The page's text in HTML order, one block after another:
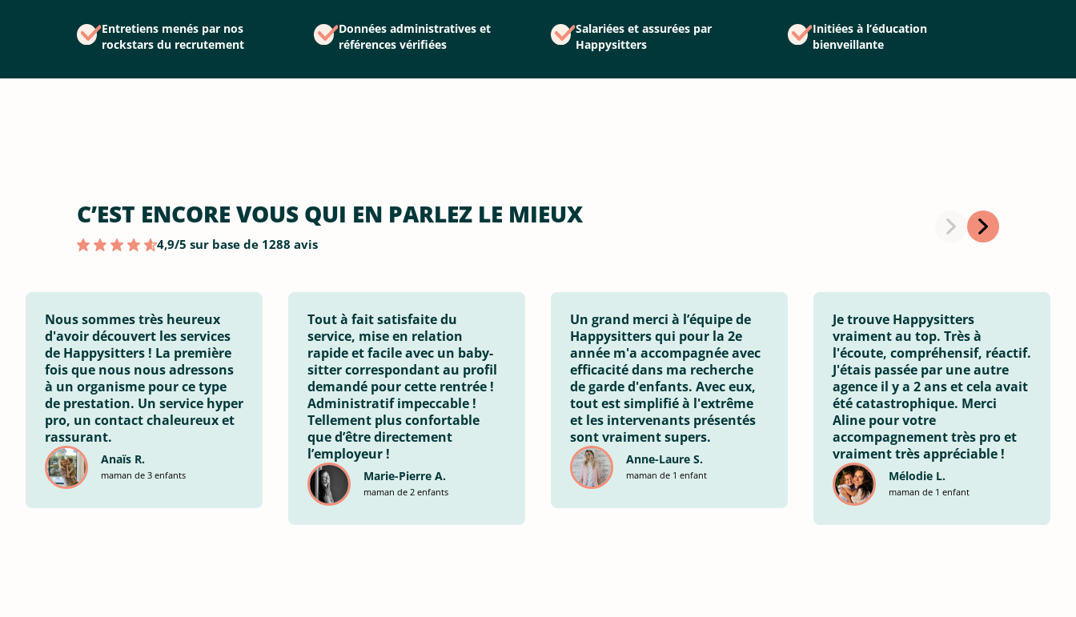
Entretiens menés par nos
rockstars du recrutement
Données administratives et
références vérifiées
Salariées et assurées par
Happysitters
Initiées à l’éducation
bienveillante
C’EST ENCORE VOUS QUI EN PARLEZ LE MIEUX
4,9/5 sur base de 1288 avis
Nous sommes très heureux
d'avoir découvert les services
de Happysitters ! La première
fois que nous nous adressons
à un organisme pour ce type
de prestation. Un service hyper
pro, un contact chaleureux et
rassurant.
Anaïs R.
maman de 3 enfants
Tout à fait satisfaite du
service, mise en relation
rapide et facile avec un baby-
sitter correspondant au profil
demandé pour cette rentrée !
Administratif impeccable !
Tellement plus confortable
que d’être directement
l’employeur !
Marie-Pierre A.
maman de 2 enfants
Un grand merci à l’équipe de
Happysitters qui pour la 2e
année m'a accompagnée avec
efficacité dans ma recherche
de garde d'enfants. Avec eux,
tout est simplifié à l'extrême
et les intervenants présentés
sont vraiment supers.
Anne-Laure S.
maman de 1 enfant
Je trouve Happysitters
vraiment au top. Très à
l'écoute, compréhensif, réactif.
J'étais passée par une autre
agence il y a 2 ans et cela avait
été catastrophique. Merci
Aline pour votre
accompagnement très pro et
vraiment très appréciable !
Mélodie L.
maman de 1 enfant